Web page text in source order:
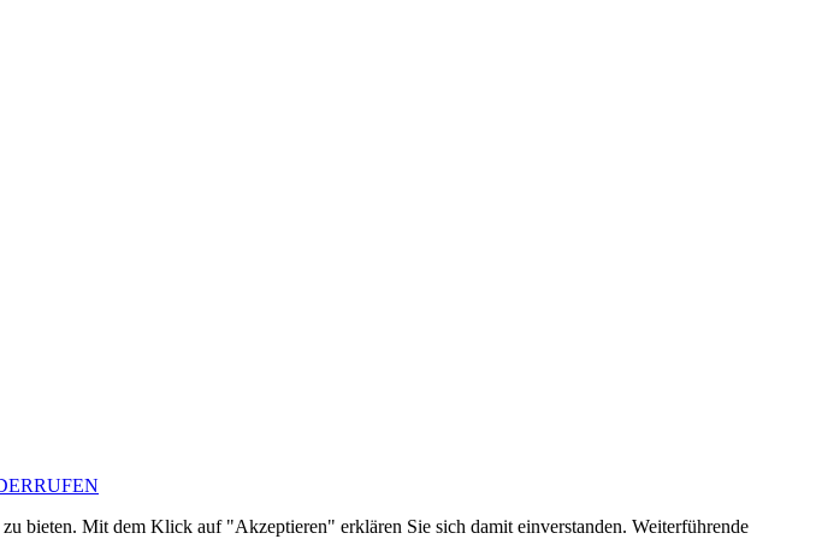
bieten. Mit dem Klick auf "Akzeptieren" erklären Sie sich damit einverstanden. Weiterführende